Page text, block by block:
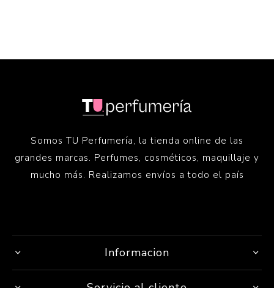
Somos TU Perfumería, la tienda online de las
grandes marcas. Perfumes, cosméticos, maquillaje y
mucho más. Realizamos envíos a todo el país
Informacion